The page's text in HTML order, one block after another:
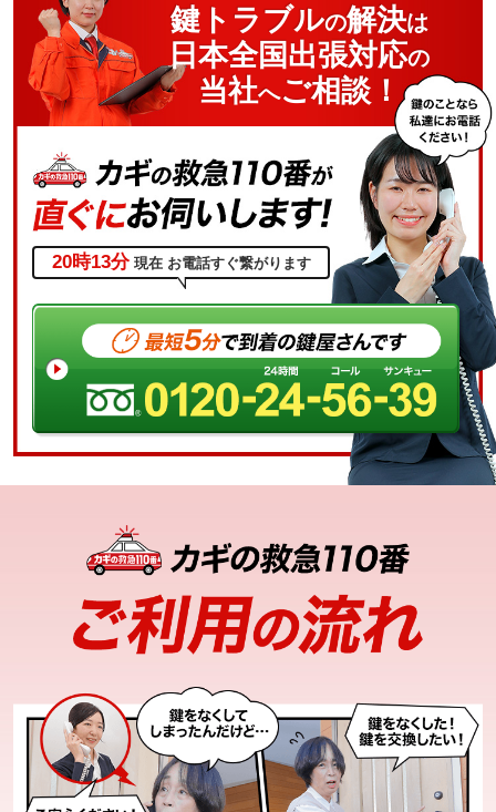
20時13分現在お電話すぐ繋がります
鍵トラブルの解決は
日本全国出張対応の
当社へご相談！